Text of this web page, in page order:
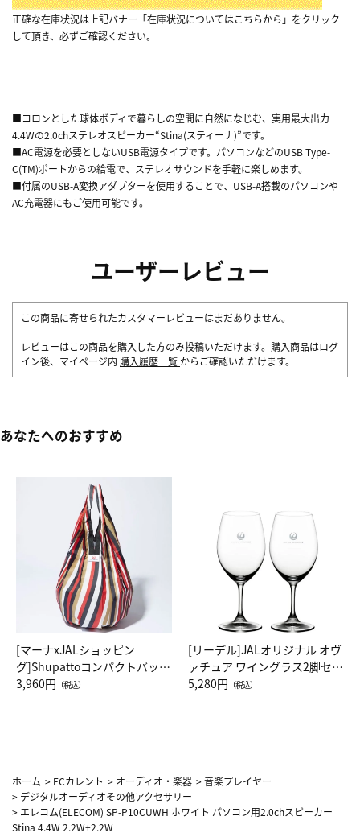
正確な在庫状況は上記バナー「在庫状況についてはこちらから」をクリック
して頂き、必ずご確認ください。
■コロンとした球体ボディで暮らしの空間に自然になじむ、実用最大出力
4.4Wの2.0chステレオスピーカー“Stina(スティーナ)”です。
■AC電源を必要としないUSB電源タイプです。パソコンなどのUSB Type-
C(TM)ポートからの給電で、ステレオサウンドを手軽に楽しめます。
■付属のUSB-A変換アダプターを使用することで、USB-A搭載のパソコンや
AC充電器にもご使用可能です。
ユーザーレビュー
この商品に寄せられたカスタマーレビューはまだありません。
レビューはこの商品を購入した方のみ投稿いただけます。購入商品はログ
イン後、マイページ内 購入履歴一覧 からご確認いただけます。
あなたへのおすすめ
[マーナxJALショッピン
グ]Shupattoコンパクトバッグ
Drop JAL客室乗務員（LC）ス
3,960円 （税込）
[リーデル]JALオリジナル オヴ
ァチュア ワイングラス2脚セッ
ト（レッドワイン）
5,280円 （税込）
ホーム > ECカレント > オーディオ・楽器 >音楽プレイヤー
> デジタルオーディオその他アクセサリー
> エレコム(ELECOM) SP-P10CUWH ホワイト パソコン用2.0chスピーカー
Stina 4.4W 2.2W+2.2W